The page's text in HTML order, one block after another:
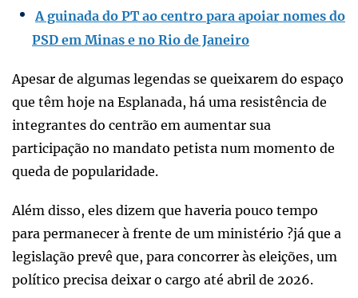
A guinada do PT ao centro para apoiar nomes do
PSD em Minas e no Rio de Janeiro
Apesar de algumas legendas se queixarem do espaço
que têm hoje na Esplanada, há uma resistência de
integrantes do centrão em aumentar sua
participação no mandato petista num momento de
queda de popularidade.
Além disso, eles dizem que haveria pouco tempo
para permanecer à frente de um ministério ?já que a
legislação prevê que, para concorrer às eleições, um
político precisa deixar o cargo até abril de 2026.